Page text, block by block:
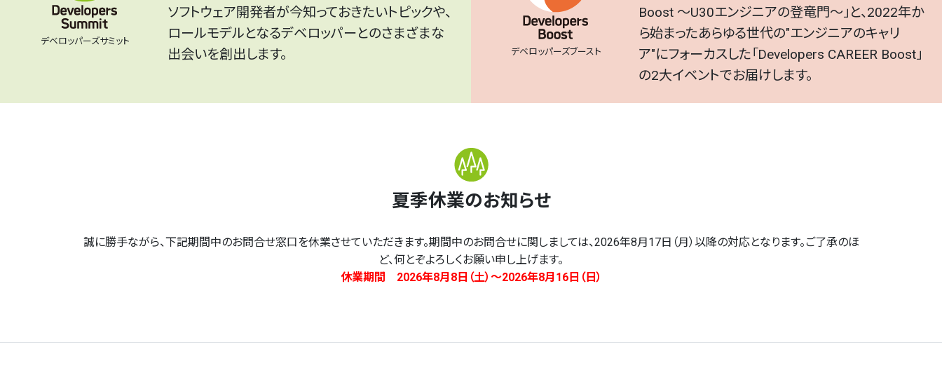
デベロッパーズサミット
ソフトウェア開発者が今知っておきたいトピックや、
ロールモデルとなるデベロッパーとのさまざまな
出会いを創出します。
デベロッパーズブースト
Boost ～U30エンジニアの登竜門～」と、2022年か
ら始まったあらゆる世代の"エンジニアのキャリ
ア"にフォーカスした「Developers CAREER Boost」
の2大イベントでお届けします。
夏季休業のお知らせ
誠に勝手ながら、下記期間中のお問合せ窓口を休業させていただきます。期間中のお問合せに関しましては、2026年8月17日（月）以降の対応となります。ご了承のほ
ど、何とぞよろしくお願い申し上げます。
休業期間 2026年8月8日（土）～2026年8月16日（日）